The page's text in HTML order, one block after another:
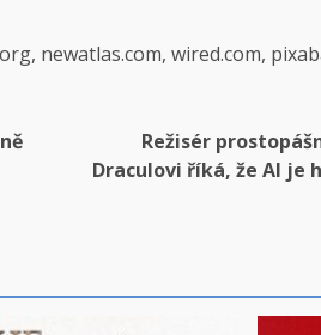
newatlas.com, wired.com,
Režisér
Draculovi říká, že AI je